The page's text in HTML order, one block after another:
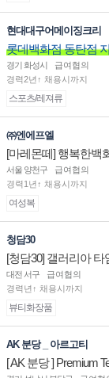
현대대구어메이징크리
롯데백화점 동탄점
경기 화성시
급여협의
경력2년↑ 채용시까지
스포츠/레져류
㈜엔에프엘
[마레몬떼] 행복한백
서울 양천구
급여협의
경력1년↑ 채용시까지
여성복
청담30
[청담30] 갤러리아
채용
대전 서구
급여협의
경력년↑ 채용시까지
뷰티화장품
AK 분당 _ 아르고티
[ AK 분당 ] Premium